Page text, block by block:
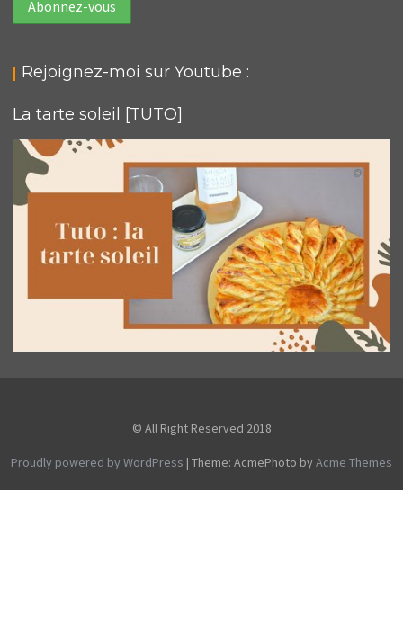
Rejoignez-moi sur Youtube :
La tarte soleil [TUTO]
© All Right Reserved 2018
Proudly powered by WordPress | Theme: AcmePhoto by Acme Themes